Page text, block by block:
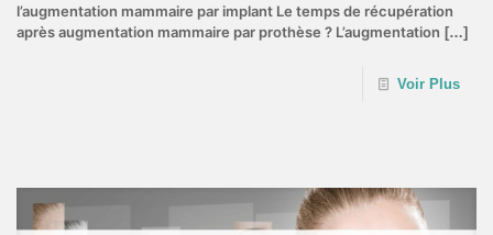
l’augmentation mammaire par implant Le temps de récupération
après augmentation mammaire par prothèse ? L’augmentation […]
Voir Plus